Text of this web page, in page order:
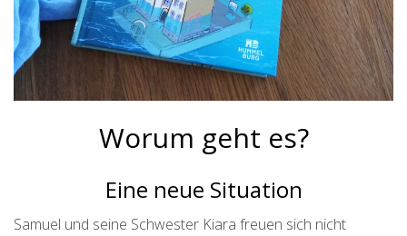
Worum geht es?
Eine neue Situation
Samuel und seine Schwester Kiara freuen sich nicht